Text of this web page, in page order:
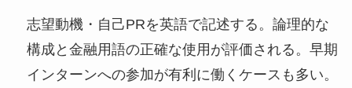
志望動機・自己PRを英語で記述する。論理的な
構成と金融用語の正確な使用が評価される。早期
インターンへの参加が有利に働くケースも多い。